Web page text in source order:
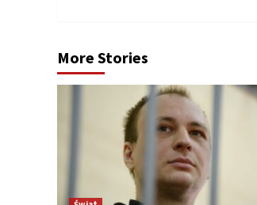
More Stories